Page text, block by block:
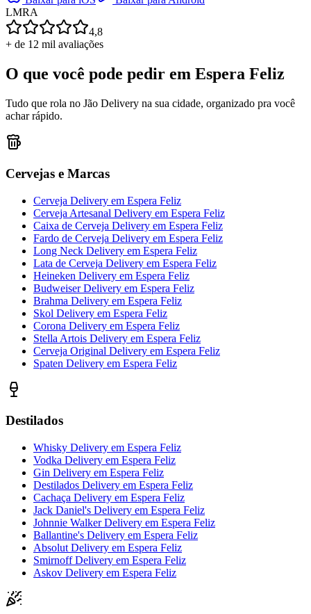
LMRA
4,8
+ de 12 mil avaliações
O que você pode pedir em Espera Feliz
Tudo que rola no Jão Delivery na sua cidade, organizado pra você
achar rápido.
Cervejas e Marcas
Cerveja Delivery em Espera Feliz
Cerveja Artesanal Delivery em Espera Feliz
Caixa de Cerveja Delivery em Espera Feliz
Fardo de Cerveja Delivery em Espera Feliz
Long Neck Delivery em Espera Feliz
Lata de Cerveja Delivery em Espera Feliz
Heineken Delivery em Espera Feliz
Budweiser Delivery em Espera Feliz
Brahma Delivery em Espera Feliz
Skol Delivery em Espera Feliz
Corona Delivery em Espera Feliz
Stella Artois Delivery em Espera Feliz
Cerveja Original Delivery em Espera Feliz
Spaten Delivery em Espera Feliz
Destilados
Whisky Delivery em Espera Feliz
Vodka Delivery em Espera Feliz
Gin Delivery em Espera Feliz
Destilados Delivery em Espera Feliz
Cachaça Delivery em Espera Feliz
Jack Daniel's Delivery em Espera Feliz
Johnnie Walker Delivery em Espera Feliz
Ballantine's Delivery em Espera Feliz
Absolut Delivery em Espera Feliz
Smirnoff Delivery em Espera Feliz
Askov Delivery em Espera Feliz